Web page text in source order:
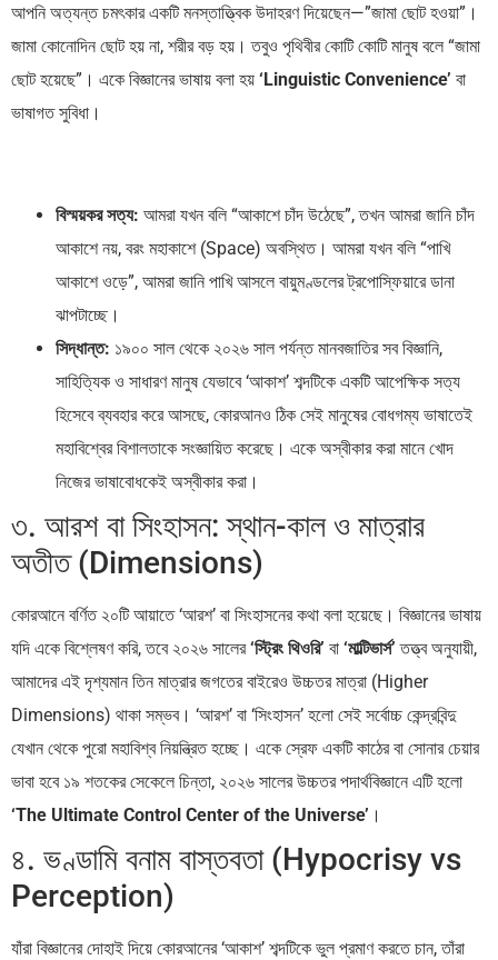
আপনি অত্যন্ত চমৎকার একটি মনস্তাত্ত্বিক উদাহরণ দিয়েছেন—”জামা ছোট হওয়া”।
জামা কোনোদিন ছোট হয় না, শরীর বড় হয়। তবুও পৃথিবীর কোটি কোটি মানুষ বলে “জামা
ছোট হয়েছে”। একে বিজ্ঞানের ভাষায় বলা হয় ‘Linguistic Convenience’ বা
ভাষাগত সুবিধা।
বিস্ময়কর সত্য: আমরা যখন বলি “আকাশে চাঁদ উঠেছে”, তখন আমরা জানি চাঁদ
আকাশে নয়, বরং মহাকাশে (Space) অবস্থিত। আমরা যখন বলি “পাখি
আকাশে ওড়ে”, আমরা জানি পাখি আসলে বায়ুমণ্ডলের ট্রপোস্ফিয়ারে ডানা
ঝাপটাচ্ছে।
সিদ্ধান্ত: ১৯০০ সাল থেকে ২০২৬ সাল পর্যন্ত মানবজাতির সব বিজ্ঞানি,
সাহিত্যিক ও সাধারণ মানুষ যেভাবে ‘আকাশ’ শব্দটিকে একটি আপেক্ষিক সত্য
হিসেবে ব্যবহার করে আসছে, কোরআনও ঠিক সেই মানুষের বোধগম্য ভাষাতেই
মহাবিশ্বের বিশালতাকে সংজ্ঞায়িত করেছে। একে অস্বীকার করা মানে খোদ
নিজের ভাষাবোধকেই অস্বীকার করা।
৩. আরশ বা সিংহাসন: স্থান-কাল ও মাত্রার
অতীত (Dimensions)
কোরআনে বর্ণিত ২০টি আয়াতে ‘আরশ’ বা সিংহাসনের কথা বলা হয়েছে। বিজ্ঞানের ভাষায়
যদি একে বিশ্লেষণ করি, তবে ২০২৬ সালের‘স্ট্রিং থিওরি’ বা ‘মাল্টিভার্স’ তত্ত্ব অনুযায়ী,
আমাদের এই দৃশ্যমান তিন মাত্রার জগতের বাইরেও উচ্চতর মাত্রা (Higher
Dimensions) থাকা সম্ভব। ‘আরশ’ বা ‘সিংহাসন’ হলো সেই সর্বোচ্চ কেন্দ্রবিন্দু
যেখান থেকে পুরো মহাবিশ্ব নিয়ন্ত্রিত হচ্ছে। একে স্রেফ একটি কাঠের বা সোনার চেয়ার
ভাবা হবে ১৯ শতকের সেকেলে চিন্তা, ২০২৬ সালের উচ্চতর পদার্থবিজ্ঞানে এটি হলো
‘The Ultimate Control Center of the Universe’ ।
৪. ভণ্ডামি বনাম বাস্তবতা (Hypocrisy vs
Perception)
যাঁরা বিজ্ঞানের দোহাই দিয়ে কোরআনের ‘আকাশ’ শব্দটিকে ভুল প্রমাণ করতে চান, তাঁরা